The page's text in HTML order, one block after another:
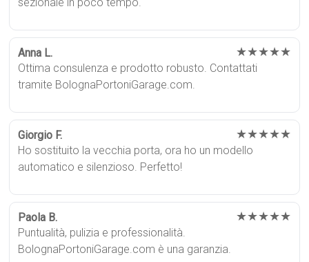
Anna L. ★★★★★
Ottima consulenza e prodotto robusto. Contattati
tramite BolognaPortoniGarage.com.
Giorgio F. ★★★★★
Ho sostituito la vecchia porta, ora ho un modello
automatico e silenzioso. Perfetto!
Paola B. ★★★★★
Puntualità, pulizia e professionalità.
BolognaPortoniGarage.com è una garanzia.